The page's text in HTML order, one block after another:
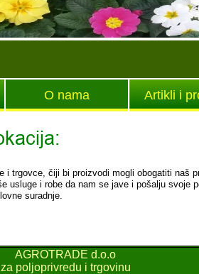
O nama Artikli i
i trgovce, čiji bi proizvodi mogli obogatiti naš
usluge i robe da nam se jave i pošalju svoje
suradnje.
AGROTRADE d.o.o
za poljoprivredu i trgovinu